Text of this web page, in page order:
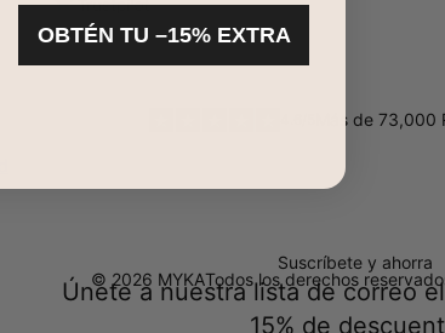
Suscríbete y ahorra
Únete a nuestra lista de correo
15% de
Más de 73,000
© 2026 MYKATodos los derechos
OBTÉN TU –15% EXTRA